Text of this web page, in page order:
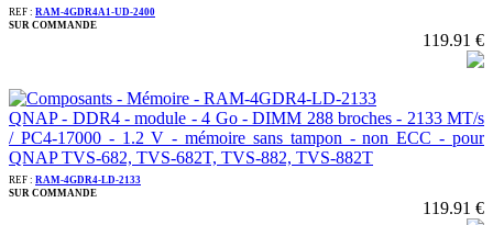
REF : RAM-4GDR4A1-UD-2400
SUR COMMANDE
119.91 €
QNAP - DDR4 - module - 4 Go - DIMM 288 broches - 2133 MT/s
/ PC4-17000 - 1.2 V - mémoire sans tampon - non ECC - pour
QNAP TVS-682, TVS-682T, TVS-882, TVS-882T
REF : RAM-4GDR4-LD-2133
SUR COMMANDE
119.91 €